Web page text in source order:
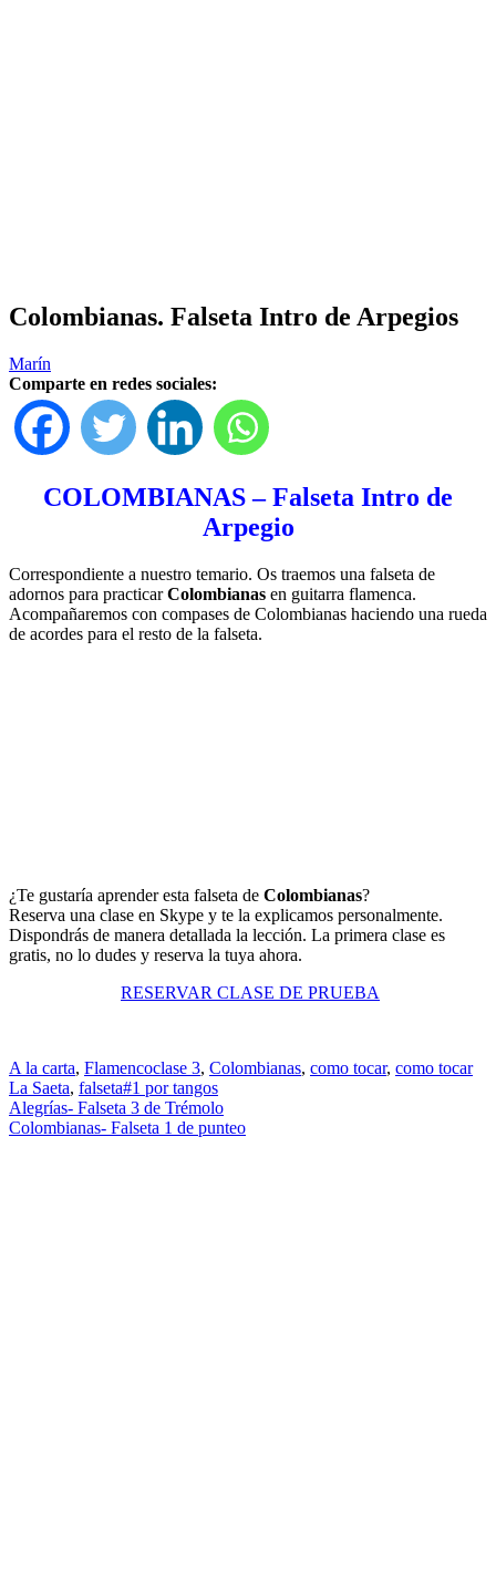
Colombianas. Falseta Intro de Arpegios
Marín
Comparte en redes sociales:
COLOMBIANAS – Falseta Intro de
Arpegio
Correspondiente a nuestro temario. Os traemos una falseta de
adornos para practicarColombianas en guitarra flamenca.
Acompañaremos con compases de Colombianas haciendo una rueda
de acordes para el resto de la falseta.
¿Te gustaría aprender esta falseta de Colombianas?
Reserva una clase en Skype y te la explicamos personalmente.
Dispondrás de manera detallada la lección. La primera clase es
gratis, no lo dudes y reserva la tuya ahora.
RESERVAR CLASE DE PRUEBA
A la carta, Flamencoclase 3, Colombianas, como tocar, como tocar
La Saeta, falseta#1 por tangos
Navegación
de
Alegrías- Falseta 3 de Trémolo
Colombianas- Falseta 1 de punteo